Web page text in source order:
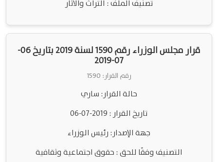
تصنيف الملف : التراث والآثار
قرار مجلس الوزراء رقم 1590 لسنة 2019 بتاريخ 06-
07-2019
رقم القرار: 1590
حالة القرار: ساري
تاريخ القرار : 2019-07-06
جهة الإصدار: رئيس الوزراء
التصنيف وفقًا للحق : حقوق اجتماعية وثقافية